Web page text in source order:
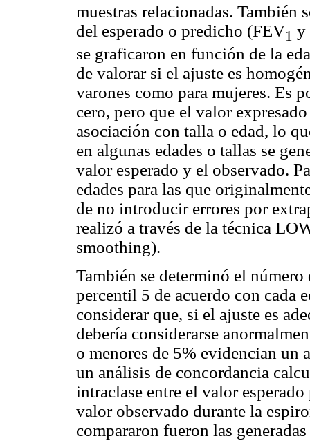
muestras relacionadas.
del esperado o predicho (FEV1 y
se graficaron en función de la
de valorar si el ajuste es
varones como para mujeres. Es
cero, pero que el valor
asociación con talla o edad, lo
en algunas edades o tallas se
valor esperado y el observado.
edades para las que
de no introducir errores por
realizó a través de la técnica
smoothing).
También se determinó el
percentil 5 de acuerdo con cada
considerar que, si el ajuste es
debería considerarse
o menores de 5% evidencian un
un análisis de concordancia
intraclase entre el valor
valor observado durante la
compararon fueron las